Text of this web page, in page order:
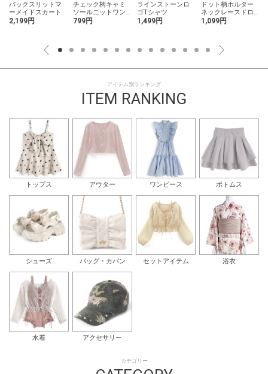
バックスリットマ
ーメイドスカート
2,199円
チェック柄キャミ
ソールニットワン
ピース
799円
ラインストーンロ
ゴTシャツ
1,499円
ドット柄ホルター
ネックレースドロ
ストトップス
1,099円
アイテム別ランキング
ITEM RANKING
トップス アウター ワンピース ボトムス
シューズ バッグ・カバン セットアイテム 浴衣
水着 アクセサリー
カテゴリー